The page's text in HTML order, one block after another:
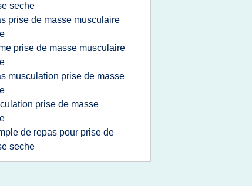
seche
prise de masse musculaire
prise de masse musculaire
musculation prise de masse
prise de masse
de repas pour prise de
seche